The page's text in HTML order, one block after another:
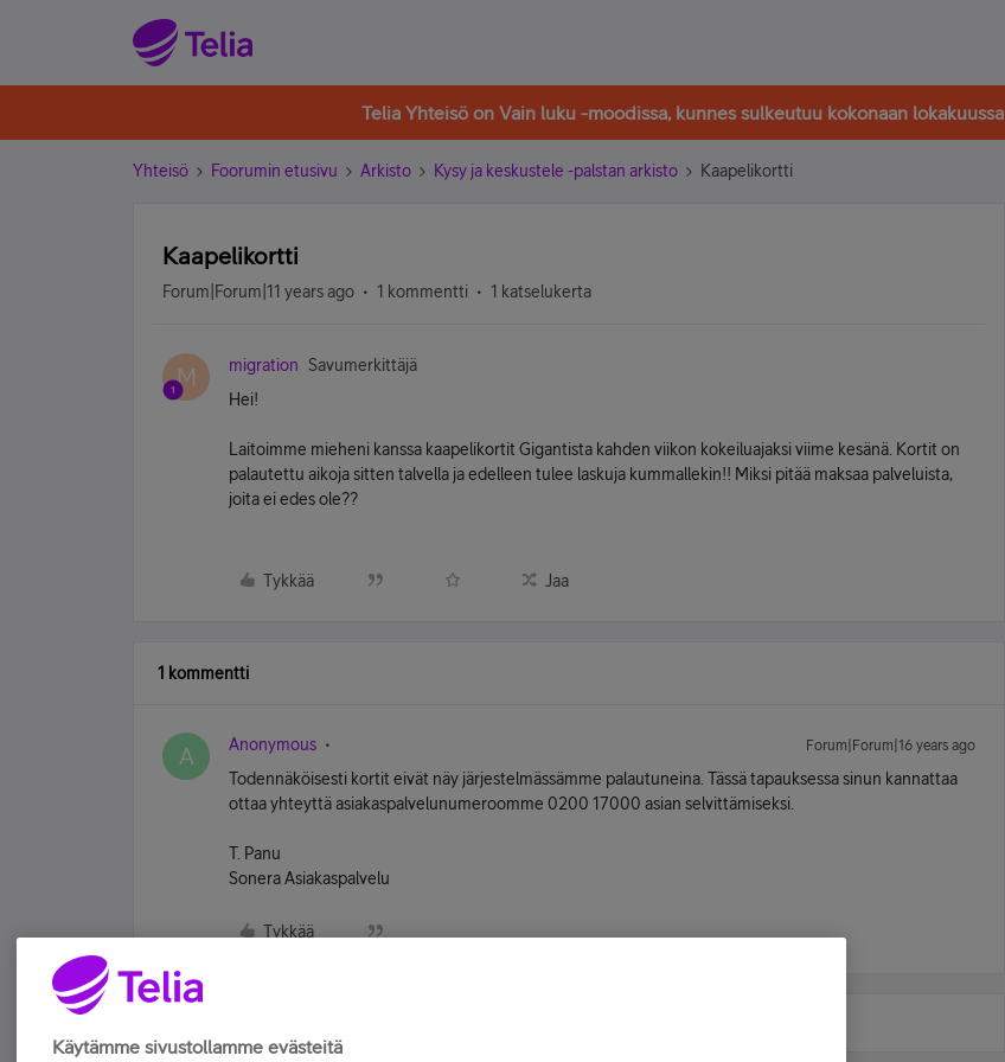
Telia Yhteisö on Vain luku -moodissa, kunnes sulkeutuu kokonaan lokakuussa
Yhteisö Foorumin etusivu Arkisto Kysy ja keskustele -palstan arkisto Kaapelikortti
Kaapelikortti
Forum|Forum|11 years ago 1 kommentti 1 katselukerta
M migration
Savumerkittäjä
Hei!
Laitoimme mieheni kanssa kaapelikortit Gigantista kahden viikon kokeiluajaksi viime kesänä. Kortit on
palautettu aikoja sitten talvella ja edelleen tulee laskuja kummallekin!! Miksi pitää maksaa palveluista,
joita ei edes ole??
Tykkää Jaa
1 kommentti
A Anonymous Forum|Forum|16 years ago
Todennäköisesti kortit eivät näy järjestelmässämme palautuneina. Tässä tapauksessa sinun kannattaa
ottaa yhteyttä asiakaspalvelunumeroomme 0200 17000 asian selvittämiseksi.
T. Panu
Sonera Asiakaspalvelu
Tykkää
Käytämme sivustollamme evästeitä